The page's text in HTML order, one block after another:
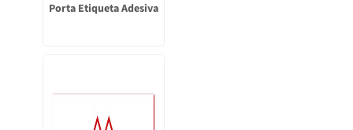
Porta Etiqueta Adesiva